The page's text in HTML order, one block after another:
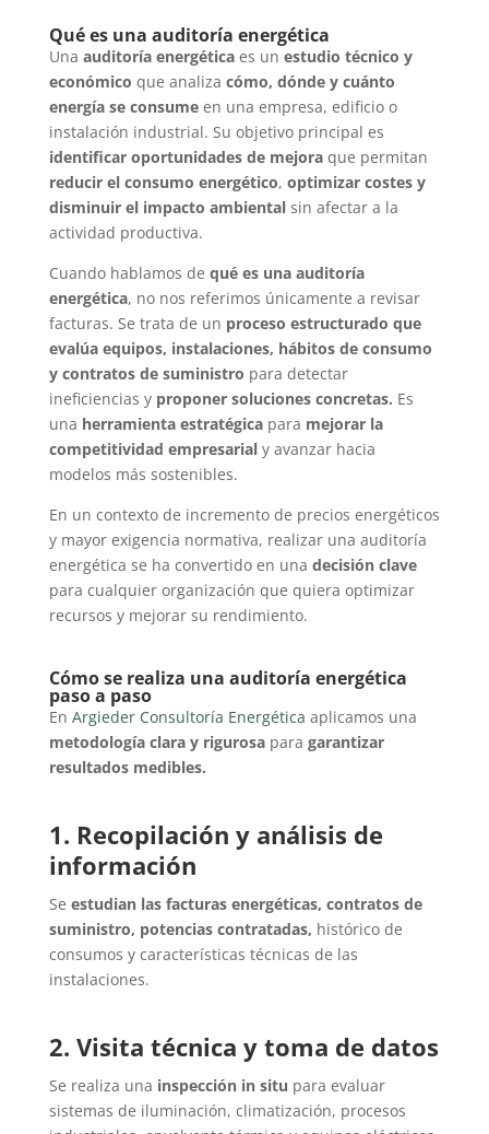
Qué es una auditoría energética
Una auditoría energéticaes un estudio técnico y
económico que analiza cómo, dónde y cuánto
energía se consumeen una empresa, edificio o
instalación industrial. Su objetivo principal es
identificar oportunidades de mejoraque permitan
reducir el consumo energético, optimizar costes y
disminuir el impacto ambientalsin afectar a la
actividad productiva.
Cuando hablamos de qué es una auditoría
energética, no nos referimos únicamente a revisar
facturas. Se trata de un proceso estructurado que
evalúa equipos, instalaciones, hábitos de consumo
y contratos de suministro para detectar
ineficiencias y proponer soluciones concretas. Es
una herramienta estratégicapara mejorar la
competitividad empresarialy avanzar hacia
modelos más sostenibles.
En un contexto de incremento de precios energéticos
y mayor exigencia normativa, realizar una auditoría
energética se ha convertido en una decisión clave
para cualquier organización que quiera optimizar
recursos y mejorar su rendimiento.
Cómo se realiza una auditoría energética
paso a paso
En Argieder Consultoría Energética aplicamos una
metodología clara y rigurosapara garantizar
resultados medibles.
1. Recopilación y análisis de
información
Se estudian las facturas energéticas, contratos de
suministro, potencias contratadas, histórico de
consumos y características técnicas de las
instalaciones.
2. Visita técnica y toma de datos
Se realiza una inspección in situ para evaluar
sistemas de iluminación, climatización, procesos